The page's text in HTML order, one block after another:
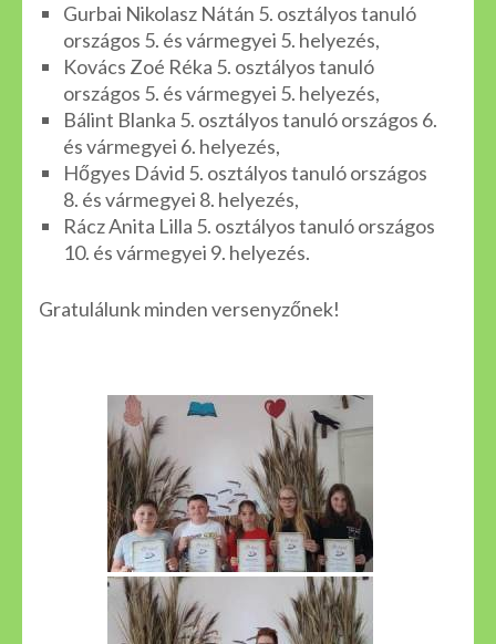
Gurbai Nikolasz Nátán 5. osztályos tanuló
országos 5. és vármegyei 5. helyezés,
Kovács Zoé Réka 5. osztályos tanuló
országos 5. és vármegyei 5. helyezés,
Bálint Blanka 5. osztályos tanuló országos 6.
és vármegyei 6. helyezés,
Hőgyes Dávid 5. osztályos tanuló országos
8. és vármegyei 8. helyezés,
Rácz Anita Lilla 5. osztályos tanuló országos
10. és vármegyei 9. helyezés.
Gratulálunk minden versenyzőnek!